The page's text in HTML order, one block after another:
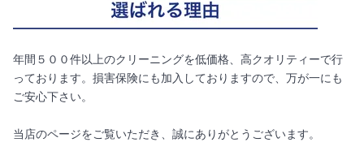
年間５００件以上のクリーニングを低価格、高クオリティーで行
っております。損害保険にも加入しておりますので、万が一にも
ご安心下さい。
当店のページをご覧いただき、誠にありがとうございます。